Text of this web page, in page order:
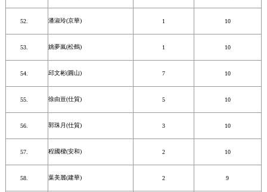
潘淑玲(京華) 1 10
姚夢嵐(松鶴) 1 10
邱文彬(圓山) 7 10
徐由豈(仕貿) 5 10
郭珠月(仕貿) 3 10
程國樑(安和) 2 10
葉美麗(建華) 2 9